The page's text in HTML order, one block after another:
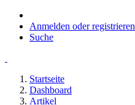
Anmelden oder registrieren
Suche
Startseite
Dashboard
Artikel